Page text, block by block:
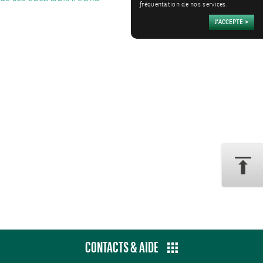
CONTACTS & AIDE
fréquentation de nos services.